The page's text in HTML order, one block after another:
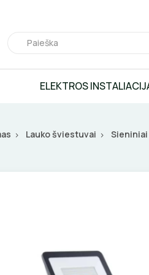
ELEKTROS
Lauko šviestuvai